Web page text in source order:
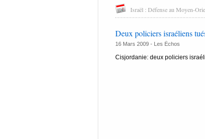
Israël : Défense au Moyen-
Deux policiers israéliens
16 Mars 2009 - Les Échos
Cisjordanie: deux policiers